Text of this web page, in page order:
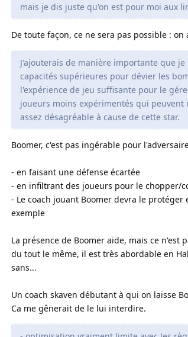
mais je dis juste qu'on est pour moi aux
De toute façon, ce ne sera pas possible :
J'ajouterais de manière importante que
capacités supérieures pour dévier les
l'expérience de jeu suffisante pour le
joueurs moins expérimentés qui
assez désagréable à cause de cette star.
Boomer, c'est pas ingérable pour
- en faisant une défense écartée
- en infiltrant des joueurs pour le chopper/
- Le coach jouant Boomer devra le
exemple
La présence de Boomer aide, mais ce n'est
du tout le même, il est très abordable en
sans...
Un coach skaven débutant à qui on laisse
Ca me gênerait de le lui interdire.